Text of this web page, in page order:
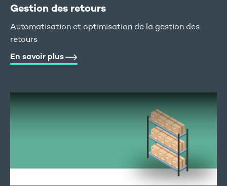
Gestion des retours
Automatisation et optimisation de la gestion des
retours
En savoir plus